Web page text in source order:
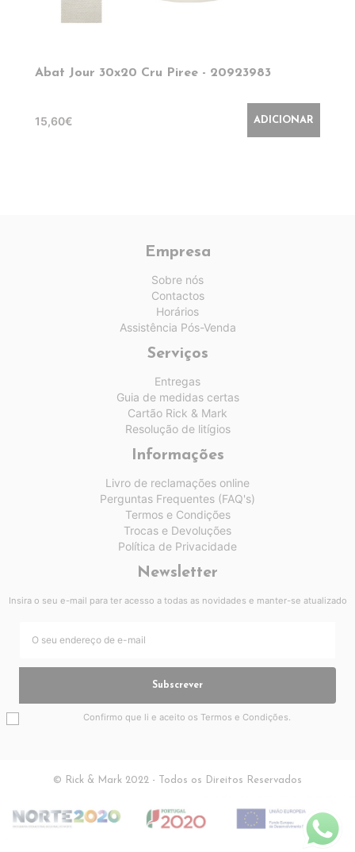
Abat Jour 30x20 Cru Piree - 20923983
15,60€ ADICIONAR
Empresa
Sobre nós
Contactos
Horários
Assistência Pós-Venda
Serviços
Entregas
Guia de medidas certas
Cartão Rick & Mark
Resolução de litígios
Informações
Livro de reclamações online
Perguntas Frequentes (FAQ's)
Termos e Condições
Trocas e Devoluções
Política de Privacidade
Newsletter
Insira o seu e-mail para ter acesso a todas as novidades e manter-se atualizado
Subscrever
Confirmo que li e aceito os Termos e Condições.
© Rick & Mark 2022 - Todos os Direitos Reservados